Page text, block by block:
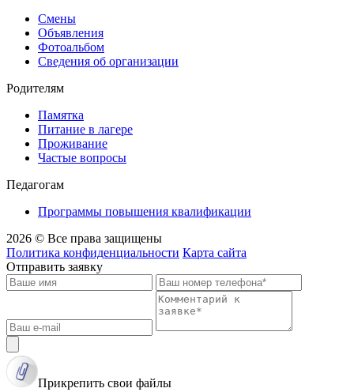
Смены
Объявления
Фотоальбом
Сведения об организации
Родителям
Памятка
Питание в лагере
Проживание
Частые вопросы
Педагогам
Программы повышения квалификации
2026 © Все права защищены
Политика конфиденциальности Карта сайта
Отправить заявку
Прикрепить свои файлы